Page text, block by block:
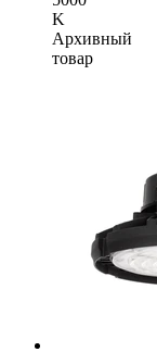
K
Архивный
товар